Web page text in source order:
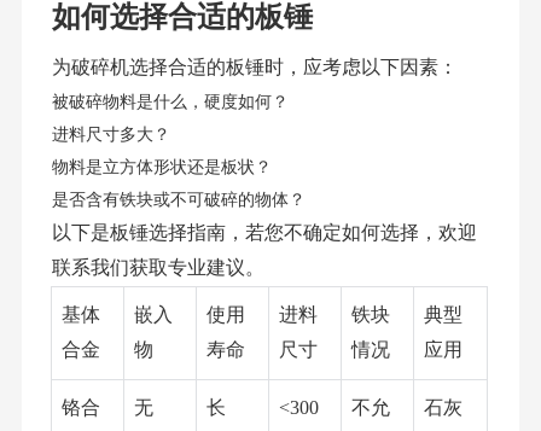
如何选择合适的板锤
为破碎机选择合适的板锤时，应考虑以下因素：
被破碎物料是什么，硬度如何？
进料尺寸多大？
物料是立方体形状还是板状？
是否含有铁块或不可破碎的物体？
以下是板锤选择指南，若您不确定如何选择，欢迎
联系我们获取专业建议。
基体
合金
嵌入
物
使用
寿命
进料
尺寸
铁块
情况
典型
应用
铬合
无 长
<300
不允
石灰